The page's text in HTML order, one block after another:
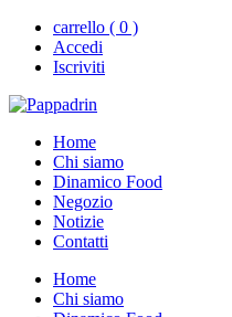
carrello ( 0 )
Accedi
Iscriviti
Home
Chi siamo
Dinamico Food
Negozio
Notizie
Contatti
Home
Chi siamo